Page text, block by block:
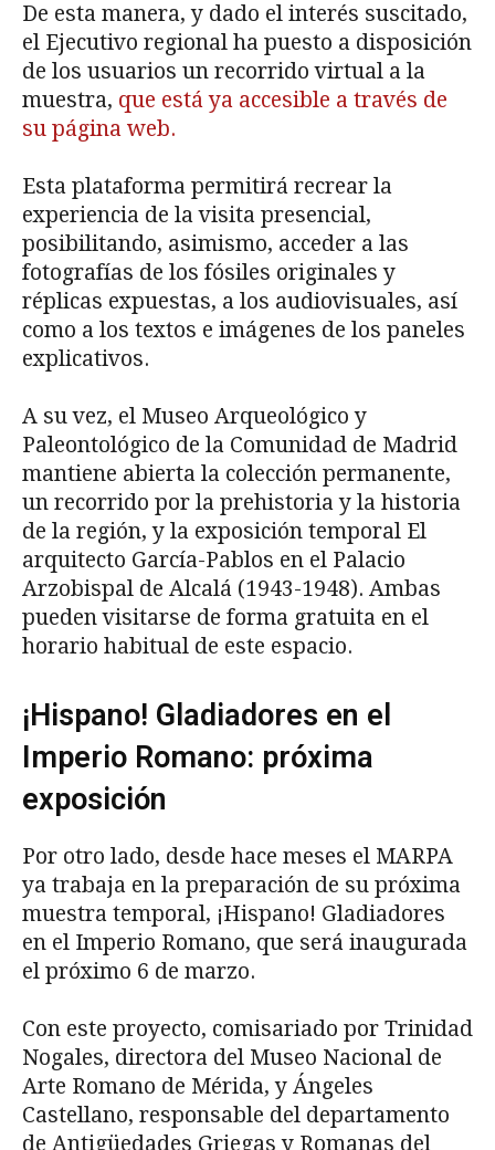
De esta manera, y dado el interés suscitado,
el Ejecutivo regional ha puesto a disposición
de los usuarios un recorrido virtual a la
muestra, que está ya accesible a través de
su página web.
Esta plataforma permitirá recrear la
experiencia de la visita presencial,
posibilitando, asimismo, acceder a las
fotografías de los fósiles originales y
réplicas expuestas, a los audiovisuales, así
como a los textos e imágenes de los paneles
explicativos.
A su vez, el Museo Arqueológico y
Paleontológico de la Comunidad de Madrid
mantiene abierta la colección permanente,
un recorrido por la prehistoria y la historia
de la región, y la exposición temporal El
arquitecto García-Pablos en el Palacio
Arzobispal de Alcalá (1943-1948). Ambas
pueden visitarse de forma gratuita en el
horario habitual de este espacio.
¡Hispano! Gladiadores en el
Imperio Romano: próxima
exposición
Por otro lado, desde hace meses el MARPA
ya trabaja en la preparación de su próxima
muestra temporal, ¡Hispano! Gladiadores
en el Imperio Romano, que será inaugurada
el próximo 6 de marzo.
Con este proyecto, comisariado por Trinidad
Nogales, directora del Museo Nacional de
Arte Romano de Mérida, y Ángeles
Castellano, responsable del departamento
de Antigüedades Griegas y Romanas del